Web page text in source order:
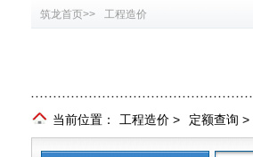
筑龙首页>> 工程造价
当前位置： 工程造价 > 定额查询 >